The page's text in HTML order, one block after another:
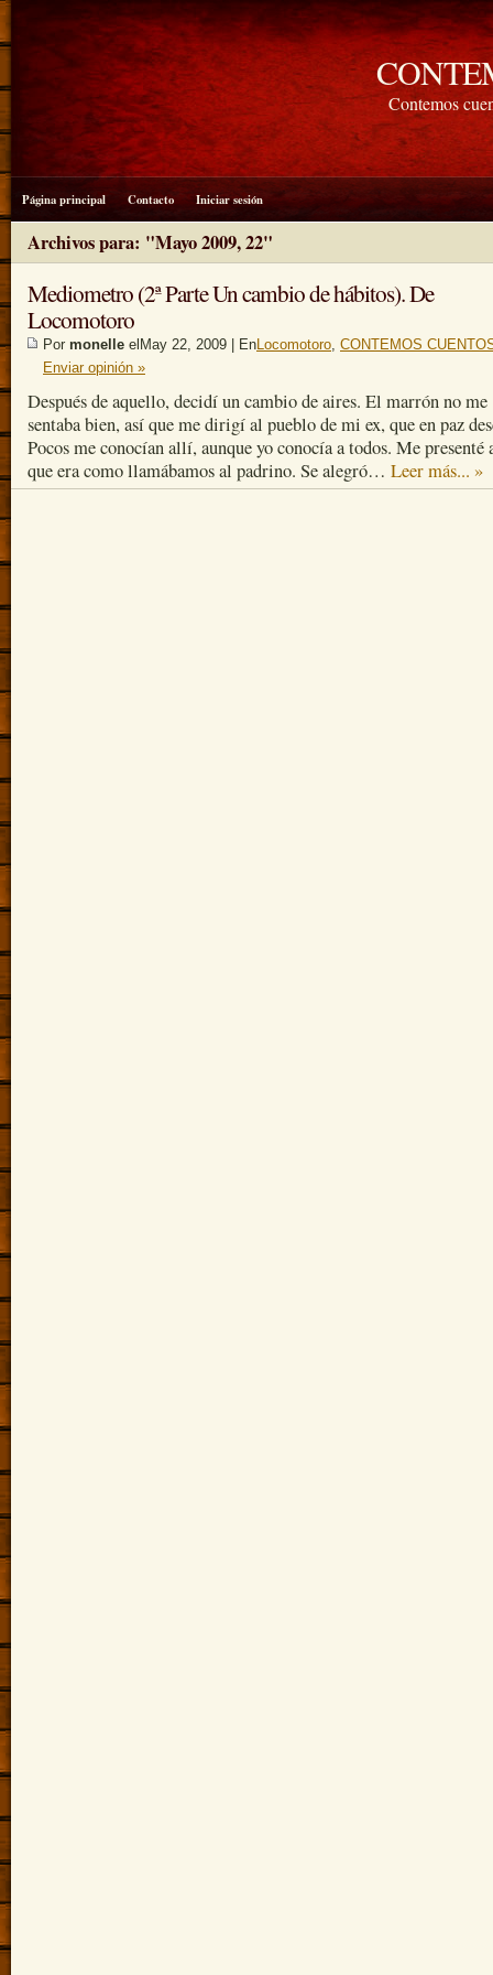
Contemos
Página principal Contacto Iniciar sesión
Archivos para: "Mayo 2009, 22"
Mediometro (2ª Parte Un cambio de hábitos). De
Locomotoro
Por monelle elMay 22, 2009 | EnLocomotoro, CONTEMOS
Enviar opinión »
Después de aquello, decidí un cambio de aires. El marrón no me
sentaba bien, así que me dirigí al pueblo de mi ex, que en paz
Pocos me conocían allí, aunque yo conocía a todos. Me presenté
que era como llamábamos al padrino. Se alegró… Leer más... »